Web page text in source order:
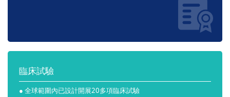
臨床試驗
● 全球範圍內已設計開展20多項臨床試驗